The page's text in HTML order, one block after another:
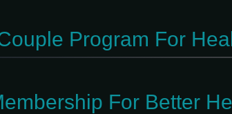
Program For
For Better